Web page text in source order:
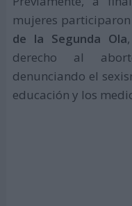
mujeres
de la Segunda Ola
derecho al
denunciando el
educación y los